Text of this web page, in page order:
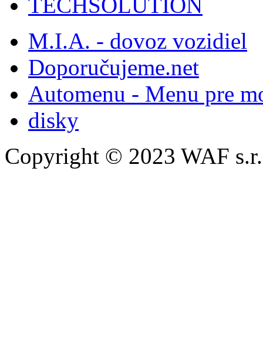
M.I.A. - dovoz vozidiel
Doporučujeme.net
Automenu - Menu pre
disky
Copyright © 2023 WAF